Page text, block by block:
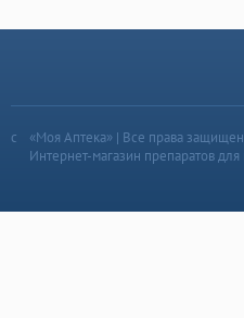
«Моя Аптека» | Все права
Интернет-магазин препаратов